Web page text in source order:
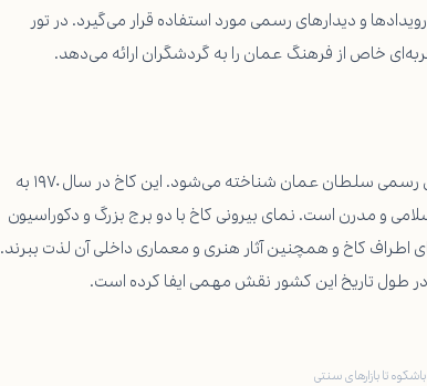
و دیدارهای رسمی مورد استفاده قرار می‌گیرد. در تور
خاص از فرهنگ عمان را به گردشگران ارائه می‌دهد.
کاخ العلم، یکی دیگر از کاخ‌های باشکوه مسقط است که به عنوان محل رسمی سلطان عمان شناخته می‌شود. این کاخ در سال ۱۹۷۰ به
و مدرن است. نمای بیرونی کاخ با دو برج بزرگ و دکوراسیون
اطراف کاخ و همچنین آثار هنری و معماری داخلی آن لذت ببرند.
طول تاریخ این کشور نقش مهمی ایفا کرده است.
تا بازارهای سنتی